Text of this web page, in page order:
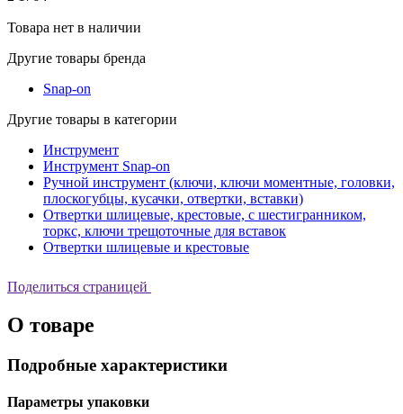
Товара нет в наличии
Другие товары бренда
Snap-on
Другие товары в категории
Инструмент
Инструмент Snap-on
Ручной инструмент (ключи, ключи моментные, головки,
плоскогубцы, кусачки, отвертки, вставки)
Отвертки шлицевые, крестовые, с шестигранником,
торкс, ключи трещоточные для вставок
Отвертки шлицевые и крестовые
Поделиться страницей
О товаре
Подробные характеристики
Параметры упаковки